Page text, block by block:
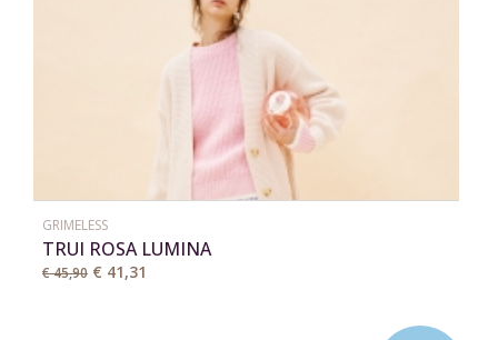
GRIMELESS
TRUI ROSA LUMINA
€ 45,90 € 41,31